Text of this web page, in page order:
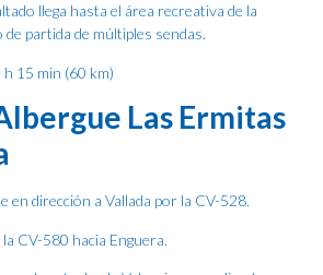
llega hasta el área recreativa de la
partida de múltiples sendas.
h 15 min (60 km)
Las Ermitas
en dirección a Vallada por la CV-528.
CV-580 hacia Enguera.